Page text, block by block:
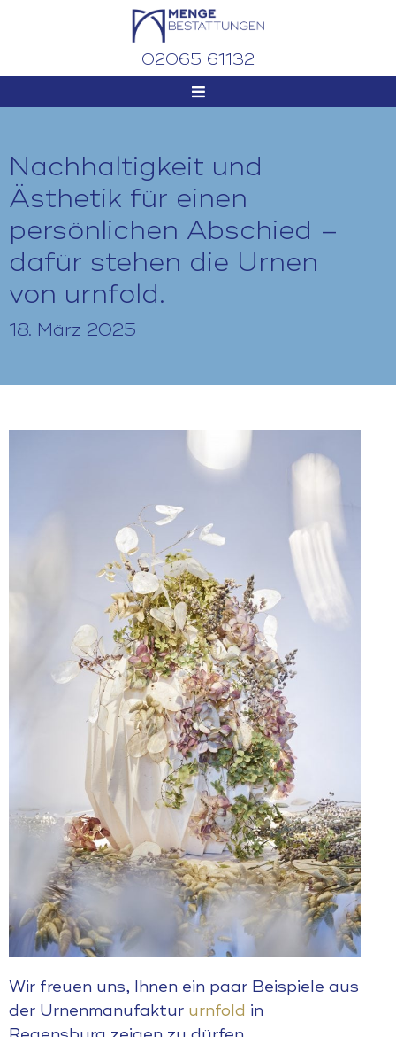
02065 61132
Nachhaltigkeit und
Ästhetik für einen
persönlichen Abschied –
dafür stehen die Urnen
von urnfold.
18. März 2025
Wir freuen uns, Ihnen ein paar Beispiele aus
der Urnenmanufaktur urnfold in